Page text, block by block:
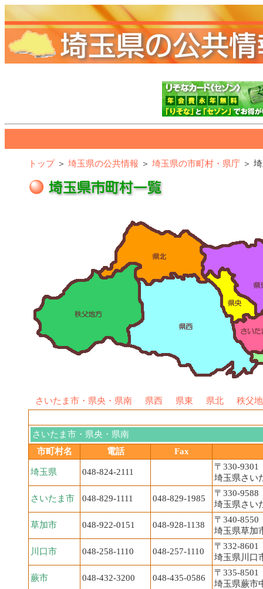
トップ＞ 埼玉県の公共情報 ＞ 埼玉県の市町村・県庁 ＞
さいたま市・県央・県南 県西 県東 県北 秩父
さいたま市・県央・県南
市町村名
電話 Fax
埼玉県 048-824-2111
〒330-9301
埼玉県さい
さいたま市 048-829-1111 048-829-1985
〒330-9588
埼玉県さい
草加市 048-922-0151 048-928-1138
〒340-8550
埼玉県草加
川口市 048-258-1110 048-257-1110
〒332-8601
埼玉県川口
蕨市 048-432-3200 048-435-0586
〒335-8501
埼玉県蕨市